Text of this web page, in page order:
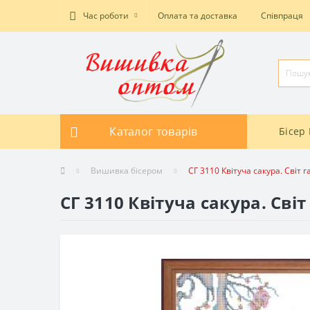
Час роботи Оплата та доставка Співпраця
Каталог товарів Бісер
Вишивка бісером СГ 3110 Квітуча сакура.
СГ 3110 Квітуча сакура.